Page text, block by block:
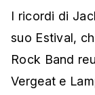
I ricordi di
suo Estival,
Rock Band
Vergeat e